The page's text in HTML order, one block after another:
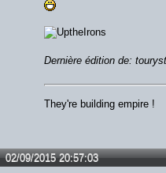
Dernière édition de:
They're building empire !
02/09/2015 20:57:03